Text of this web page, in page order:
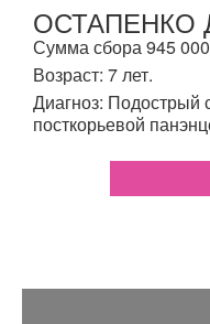
ОСТАПЕНКО
Сумма сбора 945
Возраст: 7 лет.
Диагноз: Подострый
посткорьевой